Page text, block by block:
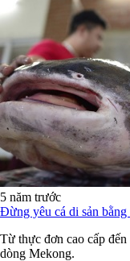
5 năm trước
Đừng yêu cá di sản
Từ thực đơn cao cấp
dòng Mekong.